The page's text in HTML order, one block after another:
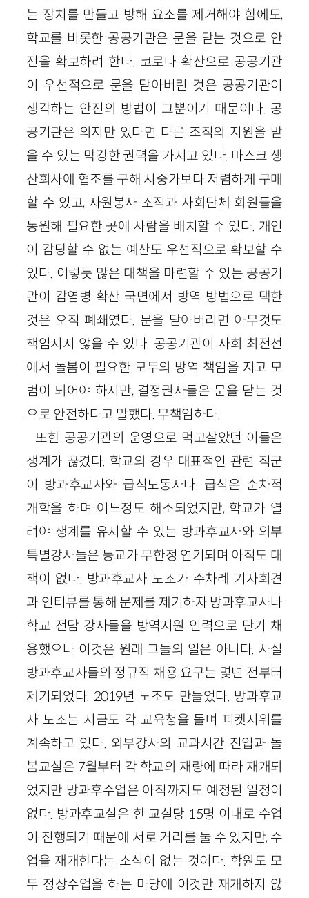
는 장치를 만들고 방해 요소를 제거해야 함에도,
학교를 비롯한 공공기관은 문을 닫는 것으로 안
전을 확보하려 한다. 코로나 확산으로 공공기관
이 우선적으로 문을 닫아버린 것은 공공기관이
생각하는 안전의 방법이 그뿐이기 때문이다. 공
공기관은 의지만 있다면 다른 조직의 지원을 받
을 수 있는 막강한 권력을 가지고 있다. 마스크 생
산회사에 협조를 구해 시중가보다 저렴하게 구매
할 수 있고, 자원봉사 조직과 사회단체 회원들을
동원해 필요한 곳에 사람을 배치할 수 있다. 개인
이 감당할 수 없는 예산도 우선적으로 확보할 수
있다. 이렇듯 많은 대책을 마련할 수 있는 공공기
관이 감염병 확산 국면에서 방역 방법으로 택한
것은 오직 폐쇄였다. 문을 닫아버리면 아무것도
책임지지 않을 수 있다. 공공기관이 사회 최전선
에서 돌봄이 필요한 모두의 방역 책임을 지고 모
범이 되어야 하지만, 결정권자들은 문을 닫는 것
으로 안전하다고 말했다. 무책임하다.
또한 공공기관의 운영으로 먹고살았던 이들은
생계가 끊겼다. 학교의 경우 대표적인 관련 직군
이 방과후교사와 급식노동자다. 급식은 순차적
개학을 하며 어느정도 해소되었지만, 학교가 열
려야 생계를 유지할 수 있는 방과후교사와 외부
특별강사들은 등교가 무한정 연기되며 아직도 대
책이 없다. 방과후교사 노조가 수차례 기자회견
과 인터뷰를 통해 문제를 제기하자 방과후교사나
학교 전담 강사들을 방역지원 인력으로 단기 채
용했으나 이것은 원래 그들의 일은 아니다. 사실
방과후교사들의 정규직 채용 요구는 몇년 전부터
제기되었다. 2019년 노조도 만들었다. 방과후교
사 노조는 지금도 각 교육청을 돌며 피켓시위를
계속하고 있다. 외부강사의 교과시간 진입과 돌
봄교실은 7월부터 각 학교의 재량에 따라 재개되
었지만 방과후수업은 아직까지도 예정된 일정이
없다. 방과후교실은 한 교실당 15명 이내로 수업
이 진행되기 때문에 서로 거리를 둘 수 있지만, 수
업을 재개한다는 소식이 없는 것이다. 학원도 모
두 정상수업을 하는 마당에 이것만 재개하지 않